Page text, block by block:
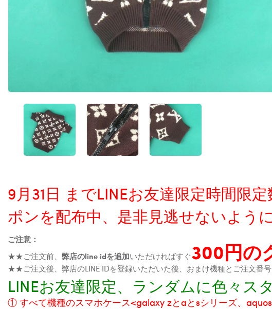
9月31日 までLINEお友達限定時間限
ポンを配布中、是非見逃せないように
ご注意：
★★ご注文前、 弊店のline idを追加いただければすぐ300円の
★★ご注文後、弊店のLINE IDを登録いただいた後、おまけ機種とご注文番
LINEお友達限定、ランダムに色々ス
① すべて機種のスマホケース<galaxy zとaとsシリーズ、